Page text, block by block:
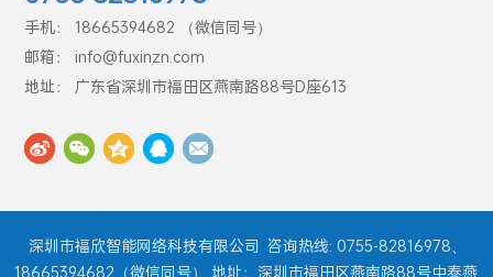
手机： 18665394682 （微信同号）
邮箱： info@fuxinzn.com
地址： 广东省深圳市福田区燕南路88号D座613
深圳市福欣智能网络科技有限公司 咨询热线: 0755-82816978、
18665394682（微信同号） 地址：深圳市福田区燕南路88号中泰燕